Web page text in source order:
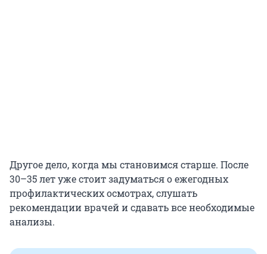
Другое дело, когда мы становимся старше. После
30–35 лет уже стоит задуматься о ежегодных
профилактических осмотрах, слушать
рекомендации врачей и сдавать все необходимые
анализы.